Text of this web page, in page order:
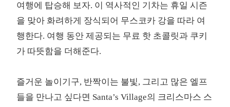
여행에 탑승해 보자. 이 역사적인 기차는 휴일 시즌
을 맞아 화려하게 장식되어 무스코카 강을 따라 여
행한다. 여행 동안 제공되는 무료 핫 초콜릿과 쿠키
가 따뜻함을 더해준다.
즐거운 놀이기구, 반짝이는 불빛, 그리고 많은 엘프
들을 만나고 싶다면 Santa’s Village의 크리스마스 스